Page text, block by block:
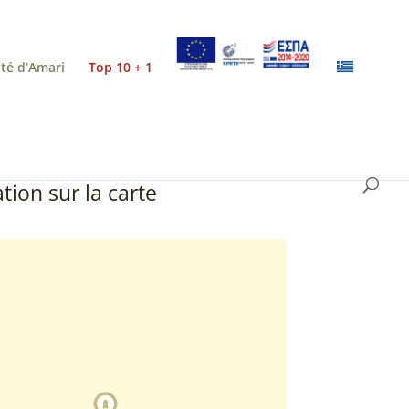
d’Amari Top 10 + 1
sur la carte